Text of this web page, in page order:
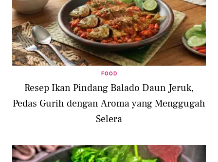
FOOD
Resep Ikan Pindang Balado Daun Jeruk,
Pedas Gurih dengan Aroma yang Menggugah
Selera